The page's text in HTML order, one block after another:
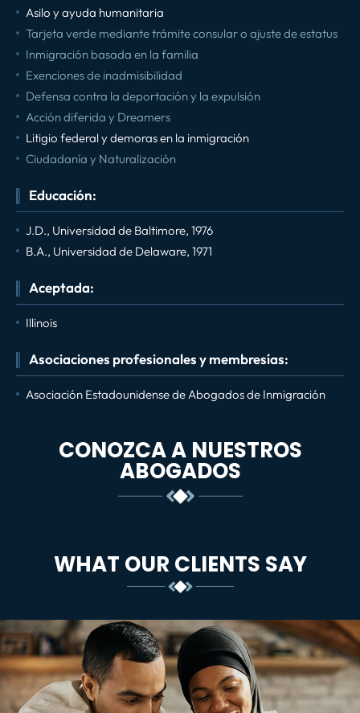
Asilo y ayuda humanitaria
Tarjeta verde mediante trámite consular o ajuste de estatus
Inmigración basada en la familia
Exenciones de inadmisibilidad
Defensa contra la deportación y la expulsión
Acción diferida y Dreamers
Litigio federal y demoras en la inmigración
Ciudadanía y Naturalización
Educación:
J.D., Universidad de Baltimore, 1976
B.A., Universidad de Delaware, 1971
Aceptada:
Illinois
Asociaciones profesionales y membresías:
Asociación Estadounidense de Abogados de Inmigración
CONOZCA A NUESTROS
ABOGADOS
WHAT OUR CLIENTS SAY